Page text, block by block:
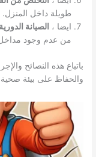
طويلة داخل المنزل.
ايضا ، الصيانة الدورية
من عدم وجود
باتباع هذه النصائح
والحفاظ على بيئة